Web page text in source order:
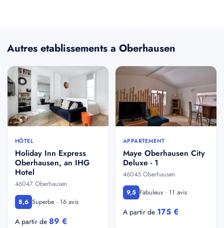
Autres etablissements a Oberhausen
HÔTEL
Holiday Inn Express
Oberhausen, an IHG
Hotel
46047 Oberhausen
8,6 Superbe · 16 avis
A partir de 89 €
APPARTEMENT
Maye Oberhausen City
Deluxe - 1
46045 Oberhausen
9,5 Fabuleux · 11 avis
A partir de 175 €